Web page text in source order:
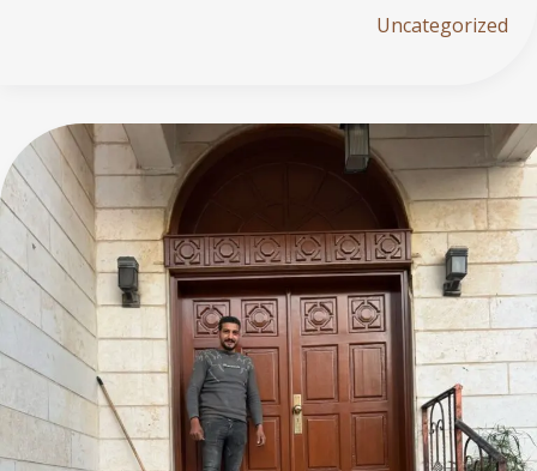
Uncategorized
صيانة
أخشاب
الكويت:
دليل
شامل
للحفاظ
جودة
وجمال
الخشب